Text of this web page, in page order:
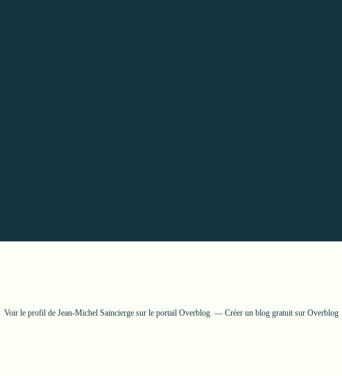
Voir le profil de Jean-Michel Sainciergesur le portail Overblog Créer un blog gratuit sur Overblog